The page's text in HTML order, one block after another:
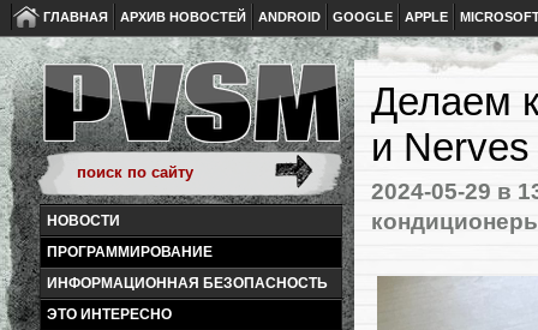
ГЛАВНАЯ АРХИВ НОВОСТЕЙ ANDROID GOOGLE APPLE
НОВОСТИ
ПРОГРАММИРОВАНИЕ
ИНФОРМАЦИОННАЯ БЕЗОПАСНОСТЬ
ЭТО ИНТЕРЕСНО
Делаем
и Nerves
2024-05-29 в